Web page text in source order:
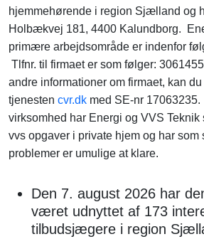
hjemmehørende i region Sjælland og
Holbækvej 181, 4400 Kalundborg.
primære arbejdsområde er indenfor
Tlfnr. til firmaet er som følger:
andre informationer om firmaet, kan
tjenesten cvr.dk med SE-nr
virksomhed har Energi og VVS Teknik
vvs opgaver i private hjem og har som
problemer er umulige at klare.
Den 7. august 2026 har
været udnyttet af 173
tilbudsjægere i region